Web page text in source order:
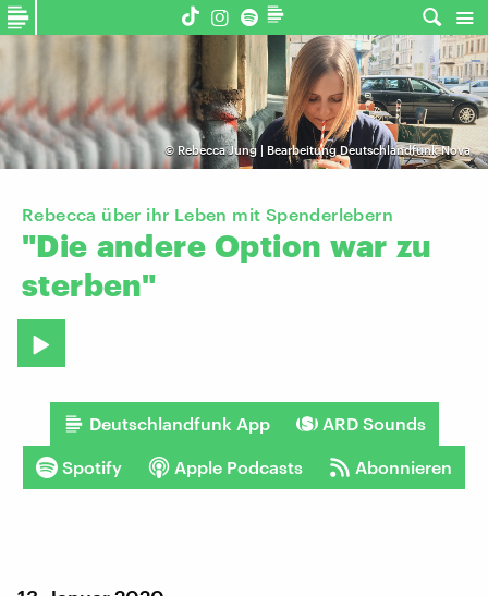
© Rebecca Jung | Bearbeitung Deutschlandfunk Nova
Rebecca über ihr Leben mit Spenderlebern
"Die andere Option war zu
sterben"
Deutschlandfunk App ARD Sounds
Spotify Apple Podcasts Abonnieren